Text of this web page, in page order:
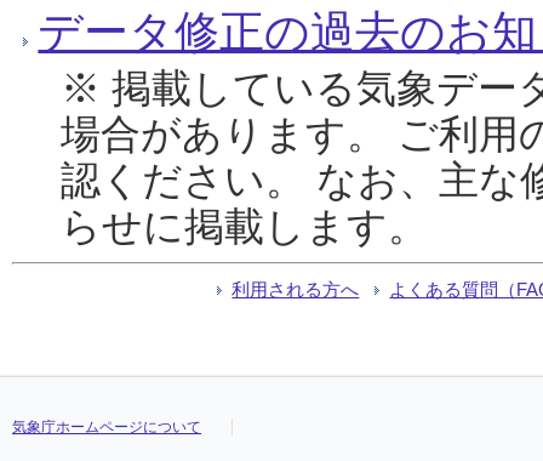
データ修正の過去のお
※ 掲載している気象デー
場合があります。 ご利用
認ください。 なお、主な
らせに掲載します。
利用される方へ よくある質問（
気象庁ホームページについて